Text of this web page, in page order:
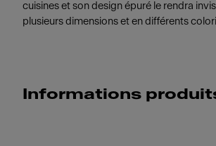
cuisines et son design épuré le rendra
plusieurs dimensions et en différents
Informations